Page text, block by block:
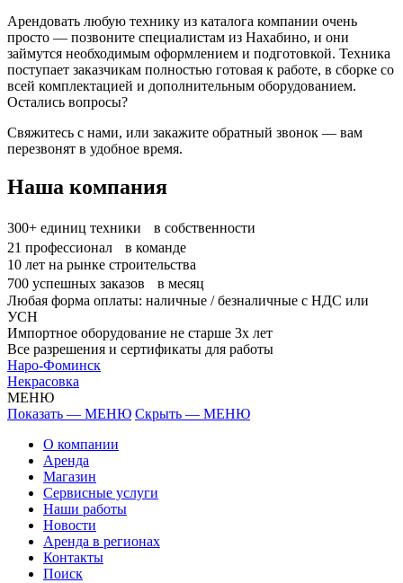
Арендовать любую технику из каталога компании очень
просто — позвоните специалистам из Нахабино, и они
займутся необходимым оформлением и подготовкой. Техника
поступает заказчикам полностью готовая к работе, в сборке со
всей комплектацией и дополнительным оборудованием.
Остались вопросы?
Свяжитесь с нами, или закажите обратный звонок — вам
перезвонят в удобное время.
Наша компания
300+ единиц техники в собственности
21 профессионал в команде
10 лет на рынке строительства
700 успешных заказов в месяц
Любая форма оплаты: наличные / безналичные с НДС или
УСН
Импортное оборудование не старше 3х лет
Все разрешения и сертификаты для работы
Наро-Фоминск
Некрасовка
МЕНЮ
Показать — МЕНЮ Скрыть — МЕНЮ
О компании
Аренда
Магазин
Сервисные услуги
Наши работы
Новости
Аренда в регионах
Контакты
Поиск